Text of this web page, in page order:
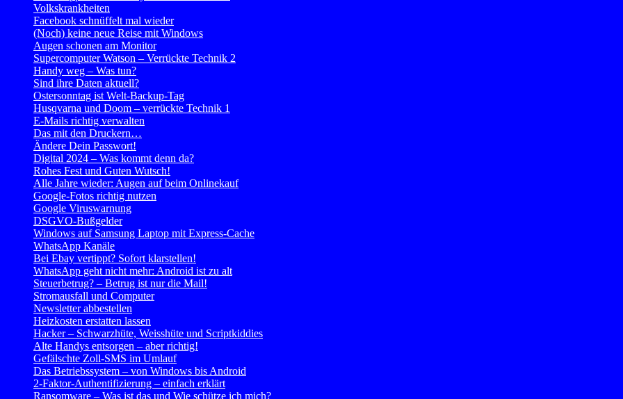
Volkskrankheiten
Facebook schnüffelt mal wieder
(Noch) keine neue Reise mit Windows
Augen schonen am Monitor
Supercomputer Watson – Verrückte Technik 2
Handy weg – Was tun?
Sind ihre Daten aktuell?
Ostersonntag ist Welt-Backup-Tag
Husqvarna und Doom – verrückte Technik 1
E-Mails richtig verwalten
Das mit den Druckern…
Ändere Dein Passwort!
Digital 2024 – Was kommt denn da?
Rohes Fest und Guten Wutsch!
Alle Jahre wieder: Augen auf beim Onlinekauf
Google-Fotos richtig nutzen
Google Viruswarnung
DSGVO-Bußgelder
Windows auf Samsung Laptop mit Express-Cache
WhatsApp Kanäle
Bei Ebay vertippt? Sofort klarstellen!
WhatsApp geht nicht mehr: Android ist zu alt
Steuerbetrug? – Betrug ist nur die Mail!
Stromausfall und Computer
Newsletter abbestellen
Heizkosten erstatten lassen
Hacker – Schwarzhüte, Weisshüte und Scriptkiddies
Alte Handys entsorgen – aber richtig!
Gefälschte Zoll-SMS im Umlauf
Das Betriebssystem – von Windows bis Android
2-Faktor-Authentifizierung – einfach erklärt
Ransomware – Was ist das und Wie schütze ich mich?